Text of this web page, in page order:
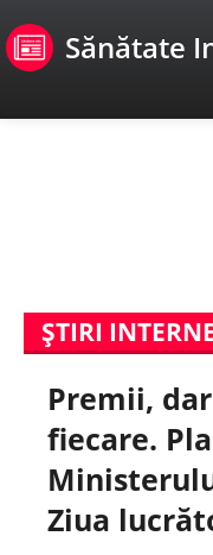
Sănătate
E-Sănătate Pacienți
E-Sănătate Medici
E-Sănătate Instituții
Tuberculoza Info
ŞTIRI
Premii,
fiecare.
Ziua